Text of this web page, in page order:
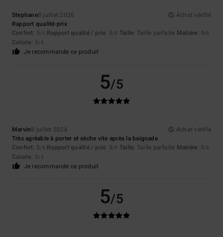
Stephane8 juillet 2026
Achat vérifié
Rapport qualité-prix
Confort: 5/5 Rapport qualité / prix: 5/5 Taille: Taille parfaite Matière: 5/5
Coloris: 5/5
Je recommande ce produit
5/5
Marvin8 juillet 2026
Achat vérifié
Très agréable à porter et sèche vite après la baignade
Confort: 5/5 Rapport qualité / prix: 5/5 Taille: Taille parfaite Matière: 5/5
Coloris: 5/5
Je recommande ce produit
5/5